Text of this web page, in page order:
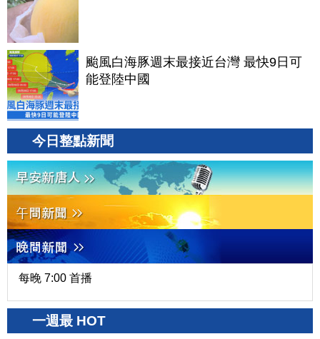
颱風白海豚週末最接近台灣 最快9日可
能登陸中國
今日整點新聞
每晚 7:00 首播
一週最 HOT